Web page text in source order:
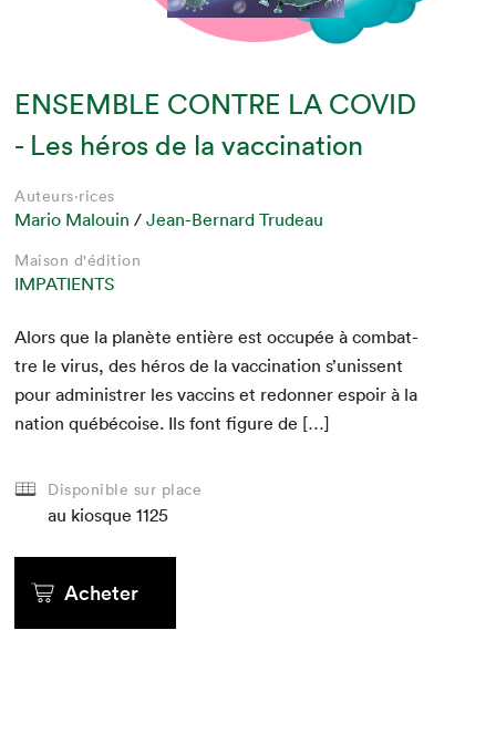
ENSEMBLE CONTRE LA COVID
- Les héros de la vaccination
Auteurs·rices
Mario Malouin /Jean-Bernard Trudeau
Maison d'édition
IMPATIENTS
Alors que la planète entière est occupée à com­bat­
tre le virus, des héros de la vac­ci­na­tion s’unissent
pour admin­istr­er les vac­cins et redonner espoir à la
nation québé­coise. Ils font fig­ure de […]
Disponible sur place
au kiosque 1125
Acheter